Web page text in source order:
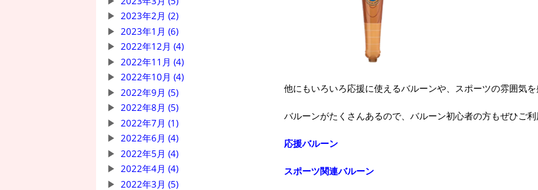
2023年2月 (2)
2023年1月 (6)
2022年12月 (4)
2022年11月 (4)
2022年10月 (4)
2022年9月 (5)
2022年8月 (5)
2022年7月 (1)
2022年6月 (4)
2022年5月 (4)
2022年4月 (4)
2022年3月 (5)
他にもいろいろ応援に使えるバルーンや、スポーツの雰囲気
バルーンがたくさんあるので、バルーン初心者の方もぜひご
応援バルーン
スポーツ関連バルーン